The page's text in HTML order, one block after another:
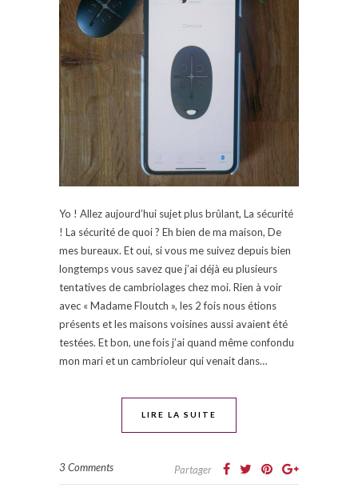
Yo ! Allez aujourd’hui sujet plus brûlant, La sécurité
! La sécurité de quoi ? Eh bien de ma maison, De
mes bureaux. Et oui, si vous me suivez depuis bien
longtemps vous savez que j’ai déjà eu plusieurs
tentatives de cambriolages chez moi. Rien à voir
avec « Madame Floutch », les 2 fois nous étions
présents et les maisons voisines aussi avaient été
testées. Et bon, une fois j’ai quand même confondu
mon mari et un cambrioleur qui venait dans…
LIRE LA SUITE
3 Comments Partager